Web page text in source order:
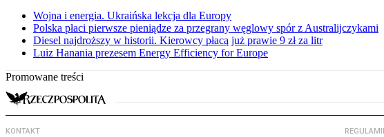
Wojna i energia. Ukraińska lekcja dla Europy
Polska płaci pierwsze pieniądze za przegrany węglowy spór z Australijczykami
Diesel najdroższy w historii. Kierowcy płacą już prawie 9 zł za litr
Luiz Hanania prezesem Energy Efficiency for Europe
Promowane treści
KONTAKT